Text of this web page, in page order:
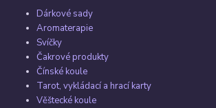
Dárkové sady
Aromaterapie
Svíčky
Čakrové produkty
Čínské koule
Tarot, vykládací a hrací karty
Věštecké koule